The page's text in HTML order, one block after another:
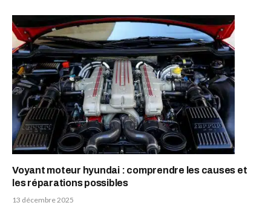
Voyant moteur hyundai : comprendre les causes et
les réparations possibles
13 décembre 2025